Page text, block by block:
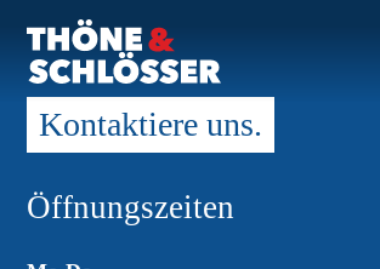
Kontaktiere uns.
Öffnungszeiten